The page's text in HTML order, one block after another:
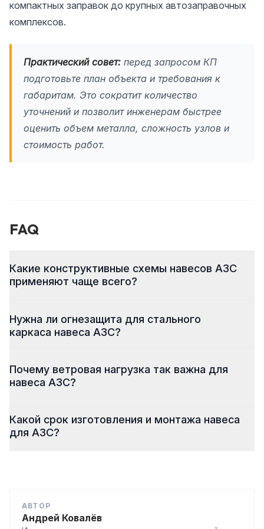
компактных заправок до крупных автозаправочных
комплексов.
Практический совет: перед запросом КП
подготовьте план объекта и требования к
габаритам. Это сократит количество
уточнений и позволит инженерам быстрее
оценить объем металла, сложность узлов и
стоимость работ.
FAQ
Какие конструктивные схемы навесов АЗС
применяют чаще всего?
Нужна ли огнезащита для стального
каркаса навеса АЗС?
Почему ветровая нагрузка так важна для
навеса АЗС?
Какой срок изготовления и монтажа навеса
для АЗС?
АВТОР
Андрей Ковалёв